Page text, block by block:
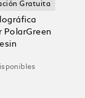
Gratuita
PolarGreen